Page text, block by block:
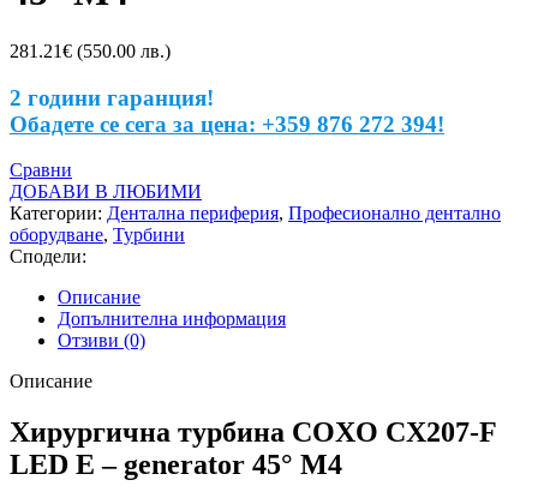
281.21€ (550.00 лв.)
2 години гаранция!
Обадете се сега за цена: +359 876 272 394!
Сравни
ДОБАВИ В ЛЮБИМИ
Категории: Дентална периферия, Професионално дентално
оборудване, Турбини
Сподели:
Описание
Допълнителна информация
Отзиви (0)
Описание
Хирургична турбина COXO CX207-F
LED E – generator 45° М4